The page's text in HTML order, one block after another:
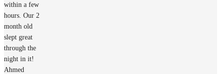
within a few
hours. Our 2
month old
slept great
through the
night in it!
Ahmed